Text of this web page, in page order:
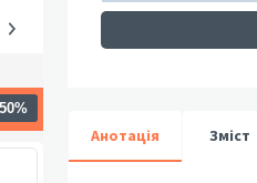
Анотація Зміст